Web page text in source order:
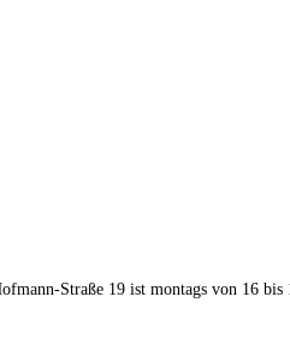
Straße 19 ist montags von 16